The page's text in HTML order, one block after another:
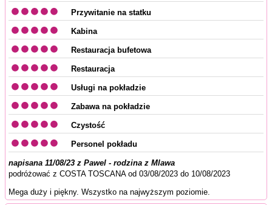
Przywitanie na statku
Kabina
Restauracja bufetowa
Restauracja
Usługi na pokładzie
Zabawa na pokładzie
Czystość
Personel pokładu
napisana 11/08/23 z Pawel - rodzina z Mlawa
podróżować z COSTA TOSCANA od 03/08/2023 do 10/08/2023
Mega duży i piękny. Wszystko na najwyższym poziomie.